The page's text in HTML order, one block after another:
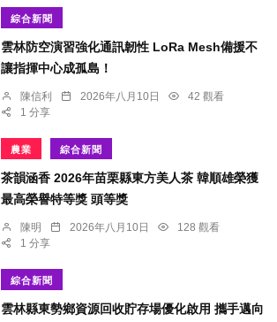
綜合新聞
雲林防空演習強化通訊韌性 LoRa Mesh備援不
讓指揮中心成孤島！
陳信利 2026年八月10日
42 觀看
1 分享
農業 綜合新聞
茶韻涵香 2026年苗栗縣東方美人茶 韓順雄榮獲
最高榮譽特等獎 頭等獎
陳明 2026年八月10日
128 觀看
1 分享
綜合新聞
雲林縣東勢鄉資源回收貯存場優化啟用 攜手邁向